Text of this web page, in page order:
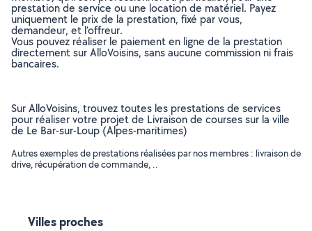
prestation de service ou une location de matériel. Payez
uniquement le prix de la prestation, fixé par vous,
demandeur, et l’offreur.
Vous pouvez réaliser le paiement en ligne de la prestation
directement sur AlloVoisins, sans aucune commission ni frais
bancaires.
Sur AlloVoisins, trouvez toutes les prestations de services
pour réaliser votre projet de Livraison de courses sur la ville
de Le Bar-sur-Loup (Alpes-maritimes)
Autres exemples de prestations réalisées par nos membres : livraison de
drive, récupération de commande, ..
Villes proches